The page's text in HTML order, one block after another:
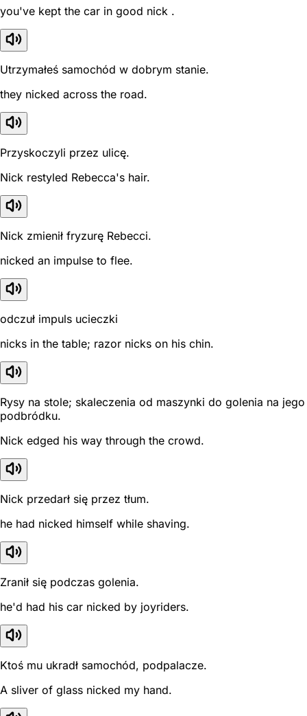
you've kept the car in good nick .
Utrzymałeś samochód w dobrym stanie.
they nicked across the road.
Przyskoczyli przez ulicę.
Nick restyled Rebecca's hair.
Nick zmienił fryzurę Rebecci.
nicked an impulse to flee.
odczuł impuls ucieczki
nicks in the table; razor nicks on his chin.
Rysy na stole; skaleczenia od maszynki do golenia na jego
podbródku.
Nick edged his way through the crowd.
Nick przedarł się przez tłum.
he had nicked himself while shaving.
Zranił się podczas golenia.
he'd had his car nicked by joyriders.
Ktoś mu ukradł samochód, podpalacze.
A sliver of glass nicked my hand.